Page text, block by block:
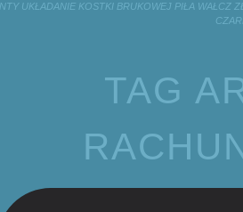
UKŁADANIE KOSTKI BRUKOWEJ PIŁA WAŁCZ
TAG